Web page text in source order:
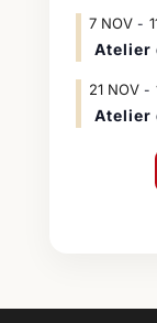
7 NOV
Atelier
21 NOV
Atelier